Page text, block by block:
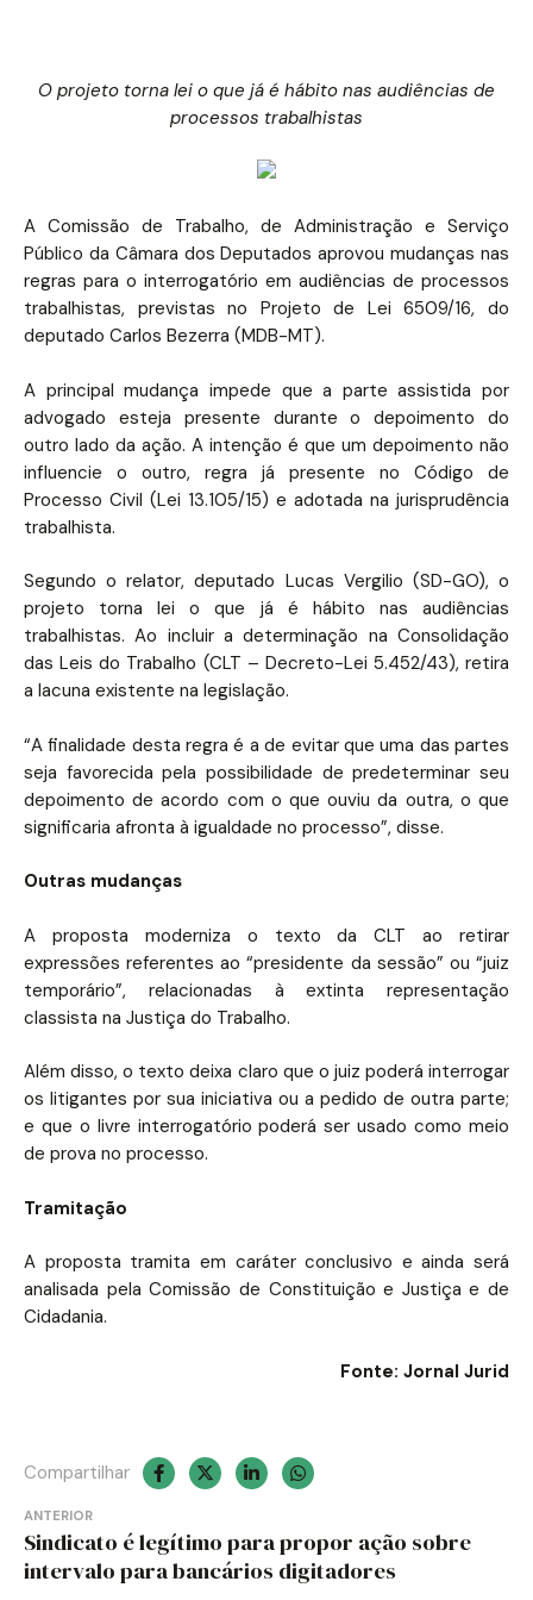
O projeto torna lei o que já é hábito nas audiências de
processos trabalhistas
A Comissão de Trabalho, de Administração e Serviço
Público da Câmara dos Deputados aprovou mudanças nas
regras para o interrogatório em audiências de processos
trabalhistas, previstas no Projeto de Lei 6509/16, do
deputado Carlos Bezerra (MDB-MT).
A principal mudança impede que a parte assistida por
advogado esteja presente durante o depoimento do
outro lado da ação. A intenção é que um depoimento não
influencie o outro, regra já presente no Código de
Processo Civil (Lei 13.105/15) e adotada na jurisprudência
trabalhista.
Segundo o relator, deputado Lucas Vergilio (SD-GO), o
projeto torna lei o que já é hábito nas audiências
trabalhistas. Ao incluir a determinação na Consolidação
das Leis do Trabalho (CLT – Decreto-Lei 5.452/43), retira
a lacuna existente na legislação.
“A finalidade desta regra é a de evitar que uma das partes
seja favorecida pela possibilidade de predeterminar seu
depoimento de acordo com o que ouviu da outra, o que
significaria afronta à igualdade no processo”, disse.
Outras mudanças
A proposta moderniza o texto da CLT ao retirar
expressões referentes ao “presidente da sessão” ou “juiz
temporário”, relacionadas à extinta representação
classista na Justiça do Trabalho.
Além disso, o texto deixa claro que o juiz poderá interrogar
os litigantes por sua iniciativa ou a pedido de outra parte;
e que o livre interrogatório poderá ser usado como meio
de prova no processo.
Tramitação
A proposta tramita em caráter conclusivo e ainda será
analisada pela Comissão de Constituição e Justiça e de
Cidadania.
Fonte: Jornal Jurid
Compartilhar
Navegação
de
ANTERIOR
Sindicato é legítimo para propor ação sobre
intervalo para bancários digitadores